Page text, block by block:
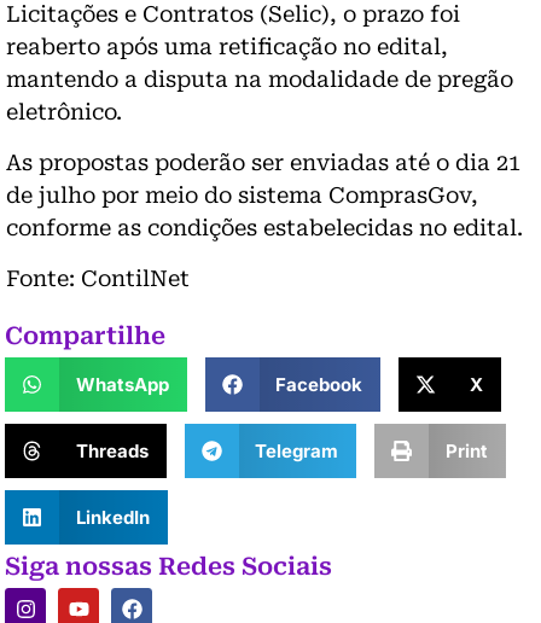
Licitações e Contratos (Selic), o prazo foi
reaberto após uma retificação no edital,
mantendo a disputa na modalidade de pregão
eletrônico.
As propostas poderão ser enviadas até o dia 21
de julho por meio do sistema ComprasGov,
conforme as condições estabelecidas no edital.
Fonte: ContilNet
Compartilhe
WhatsApp Facebook X
Threads Telegram Print
LinkedIn
Siga nossas Redes Sociais